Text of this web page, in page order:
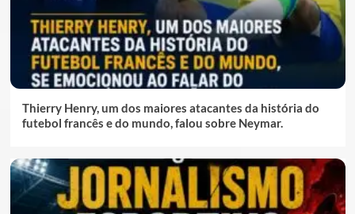
Thierry Henry, um dos maiores atacantes da história do
futebol francês e do mundo, falou sobre Neymar.